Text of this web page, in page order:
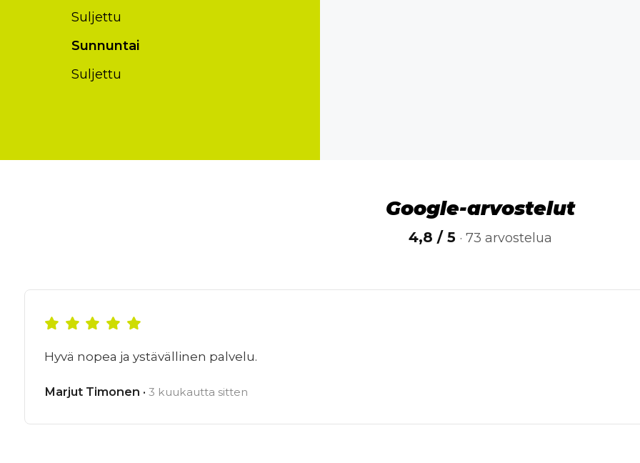
Suljettu
Sunnuntai
Suljettu
Google-arvostelut
4,8 / 5 · 73 arvostelua
Hyvä nopea ja ystävällinen palvelu.
Marjut Timonen · 3 kuukautta sitten